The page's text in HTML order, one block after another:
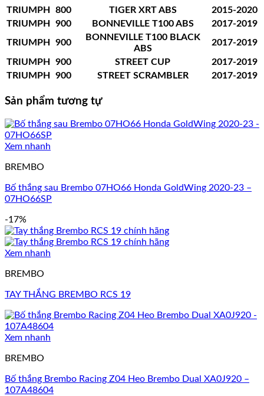
TRIUMPH
800 TIGER XRT ABS
2015-2020
TRIUMPH
900 BONNEVILLE T100 ABS
2017-2019
TRIUMPH
900
BONNEVILLE T100 BLACK
ABS
2017-2019
TRIUMPH 900 STREET CUP
2017-2019
TRIUMPH
900 STREET SCRAMBLER 2017-2019
Sản phẩm tương tự
Xem nhanh
BREMBO
Bố thắng sau Brembo 07HO66 Honda GoldWing 2020-23 –
07HO66SP
-17%
Xem nhanh
BREMBO
TAY THẮNG BREMBO RCS 19
Xem nhanh
BREMBO
Bố thắng Brembo Racing Z04 Heo Brembo Dual XA0J920 –
107A48604